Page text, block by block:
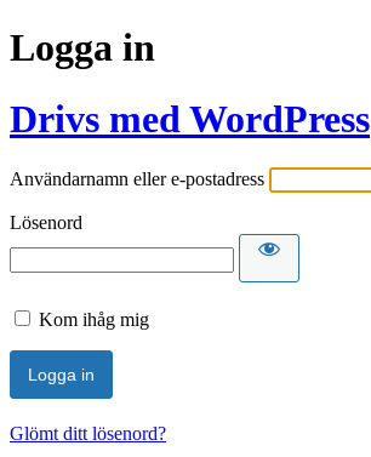
Logga in
Drivs med WordPress
Användarnamn eller e-postadress
Lösenord
Kom ihåg mig
Glömt ditt lösenord?